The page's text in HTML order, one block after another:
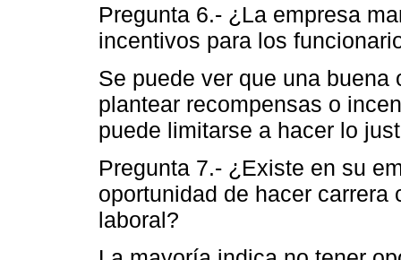
Pregunta 6.- ¿La empresa
incentivos para los
Se puede ver que una
plantear recompensas o
puede limitarse a hacer lo
Pregunta 7.- ¿Existe en su
oportunidad de hacer
laboral?